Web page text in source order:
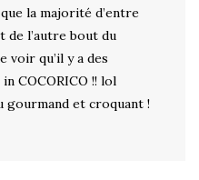
la majorité d’entre
de l’autre bout du
qu’il y a des
COCORICO !! lol
gourmand et croquant !